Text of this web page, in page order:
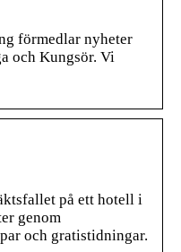
förmedlar nyheter
och Kungsör. Vi
på ett hotell i
genom
och gratistidningar.